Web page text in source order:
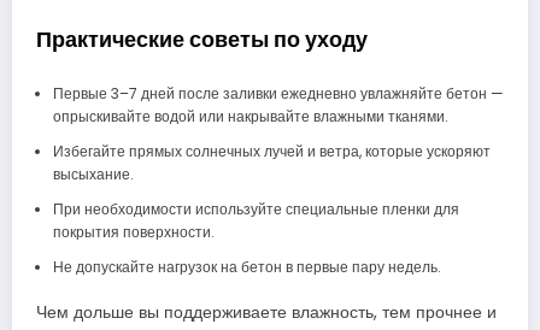
Практические советы по уходу
Первые 3–7 дней после заливки ежедневно увлажняйте бетон —
опрыскивайте водой или накрывайте влажными тканями.
Избегайте прямых солнечных лучей и ветра, которые ускоряют
высыхание.
При необходимости используйте специальные пленки для
покрытия поверхности.
Не допускайте нагрузок на бетон в первые пару недель.
Чем дольше вы поддерживаете влажность, тем прочнее и